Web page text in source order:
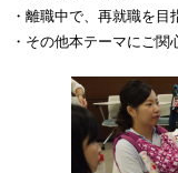
・離職中で、再就職を
・その他本テーマにご関